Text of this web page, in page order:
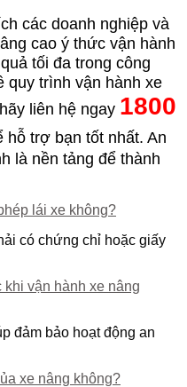
các doanh nghiệp và
cao ý thức vận hành
tối đa trong công
quy trình vận hành xe
liên hệ ngay 1800
hỗ trợ bạn tốt nhất. An
là nền tảng để thành
lái xe không?
có chứng chỉ hoặc giấy
vận hành xe nâng
đảm bảo hoạt động an
xe nâng không?